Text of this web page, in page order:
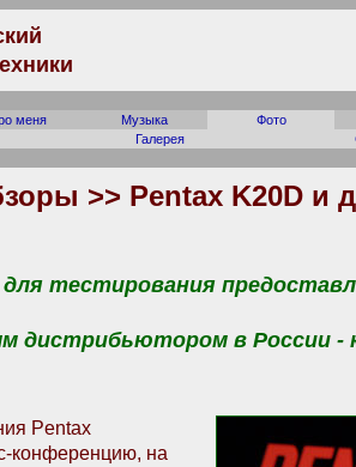
меня Музыка
Фото
Галерея
>> Pentax K20D и
тестирования
дистрибьютором в России -
Pentax
конференцию, на